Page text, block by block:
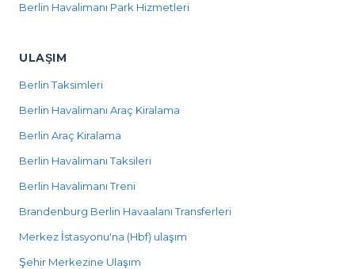
Berlin Havalimanı Park Hizmetleri
ULAŞIM
Berlin Taksimleri
Berlin Havalimanı Araç Kiralama
Berlin Araç Kiralama
Berlin Havalimanı Taksileri
Berlin Havalimanı Treni
Brandenburg Berlin Havaalanı Transferleri
Merkez İstasyonu'na (Hbf) ulaşım
Şehir Merkezine Ulaşım